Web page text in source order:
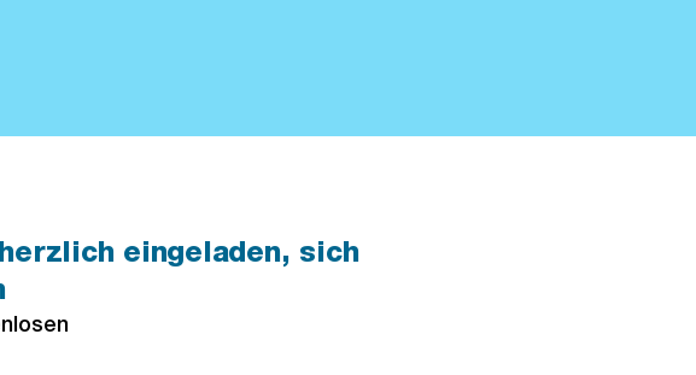
eingeladen, sich